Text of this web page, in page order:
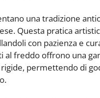
una tradizione
Questa pratica
con pazienza e
al freddo offrono una
permettendo di